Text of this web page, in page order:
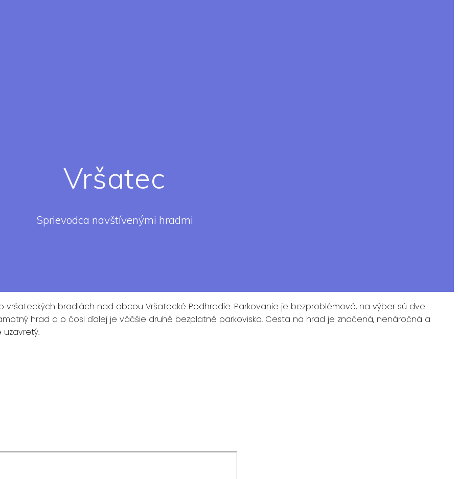
Vršatec
Sprievodca navštívenými hradmi
vršateckých bradlách nad obcou Vršatecké Podhradie. Parkovanie je bezproblémové, na výber sú dve
hrad a o čosi ďalej je väčšie druhé bezplatné parkovisko. Cesta na hrad je značená, nenáročná a
uzavretý.